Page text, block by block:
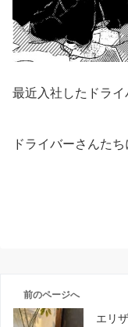
最近入社したドライ
ドライバーさんたち
前のページへ
エリ